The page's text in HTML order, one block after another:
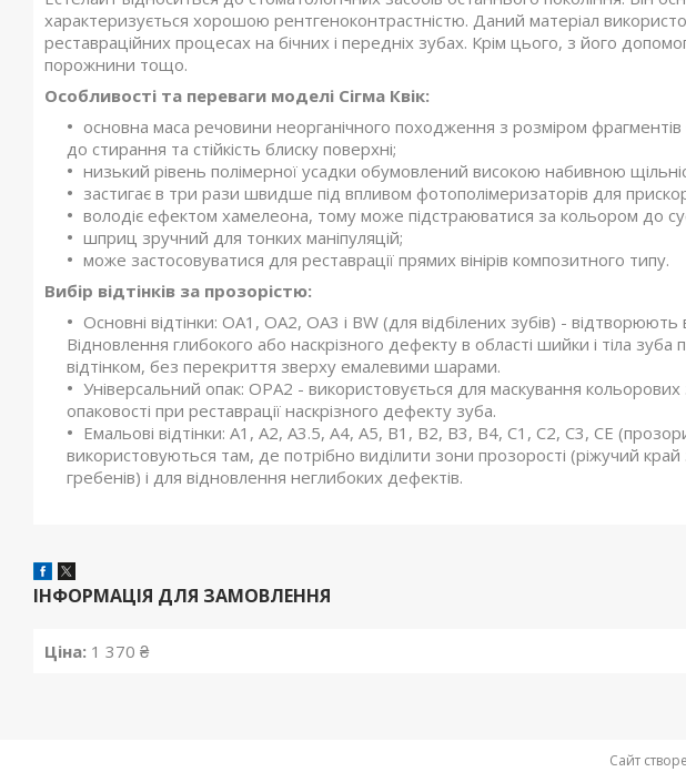
характеризується хорошою рентгеноконтрастністю. Даний матеріал
реставраційних процесах на бічних і передніх зубах. Крім цього, з його
порожнини тощо.
Особливості та переваги моделі Сігма Квік:
основна маса речовини неорганічного походження з розміром фрагментів
до стирання та стійкість блиску поверхні;
низький рівень полімерної усадки обумовлений високою набивною
застигає в три рази швидше під впливом фотополімеризаторів для
володіє ефектом хамелеона, тому може підстраюватися за кольором до
шприц зручний для тонких маніпуляцій;
може застосовуватися для реставрації прямих вінірів композитного типу.
Вибір відтінків за прозорістю:
Основні відтінки: ОА1, ОА2, ОА3 і BW (для відбілених зубів) -
Відновлення глибокого або наскрізного дефекту в області шийки і тіла
відтінком, без перекриття зверху емалевими шарами.
Універсальний опак: ОРА2 - використовується для маскування кольорових
опаковості при реставрації наскрізного дефекту зуба.
Емальові відтінки: А1, А2, А3.5, А4, А5, В1, В2, В3, В4, С1, С2, С3, СЕ
використовуються там, де потрібно виділити зони прозорості (ріжучий
гребенів) і для відновлення неглибоких дефектів.
ІНФОРМАЦІЯ ДЛЯ ЗАМОВЛЕННЯ
Ціна: 1 370 ₴
Сайт